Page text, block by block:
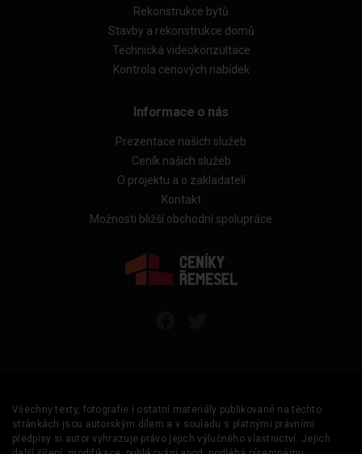
Rekonstrukce bytů
Stavby a rekonstrukce domů
Technická videokonzultace
Kontrola cenových nabídek
Informace o nás
Prezentace našich služeb
Ceník našich služeb
O projektu a o zakladateli
Kontakt
Možnosti bližší obchodní spolupráce
Všechny texty, fotografie i ostatní materiály publikované na těchto
stránkách jsou autorským dílem a v souladu s platnými právními
předpisy si autor vyhrazuje právo jejich výlučného vlastnictví. Jejich